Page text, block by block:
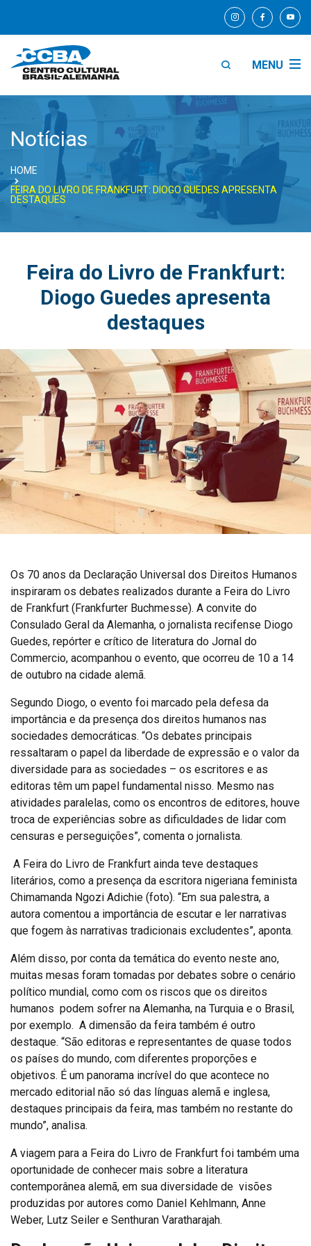
MENU
Notícias
HOME
FEIRA DO LIVRO DE FRANKFURT: DIOGO GUEDES APRESENTA
DESTAQUES
Feira do Livro de Frankfurt:
Diogo Guedes apresenta
destaques
Os 70 anos da Declaração Universal dos Direitos Humanos
inspiraram os debates realizados durante a Feira do Livro
de Frankfurt (Frankfurter Buchmesse). A convite do
Consulado Geral da Alemanha, o jornalista recifense Diogo
Guedes, repórter e crítico de literatura do Jornal do
Commercio, acompanhou o evento, que ocorreu de 10 a 14
de outubro na cidade alemã.
Segundo Diogo, o evento foi marcado pela defesa da
importância e da presença dos direitos humanos nas
sociedades democráticas. “Os debates principais
ressaltaram o papel da liberdade de expressão e o valor da
diversidade para as sociedades – os escritores e as
editoras têm um papel fundamental nisso. Mesmo nas
atividades paralelas, como os encontros de editores, houve
troca de experiências sobre as dificuldades de lidar com
censuras e perseguições”, comenta o jornalista.
A Feira do Livro de Frankfurt ainda teve destaques
literários, como a presença da escritora nigeriana feminista
Chimamanda Ngozi Adichie (foto). “Em sua palestra, a
autora comentou a importância de escutar e ler narrativas
que fogem às narrativas tradicionais excludentes”, aponta.
Além disso, por conta da temática do evento neste ano,
muitas mesas foram tomadas por debates sobre o cenário
político mundial, como com os riscos que os direitos
humanos podem sofrer na Alemanha, na Turquia e o Brasil,
por exemplo. A dimensão da feira também é outro
destaque. “São editoras e representantes de quase todos
os países do mundo, com diferentes proporções e
objetivos. É um panorama incrível do que acontece no
mercado editorial não só das línguas alemã e inglesa,
destaques principais da feira, mas também no restante do
mundo”, analisa.
A viagem para a Feira do Livro de Frankfurt foi também uma
oportunidade de conhecer mais sobre a literatura
contemporânea alemã, em sua diversidade de visões
produzidas por autores como Daniel Kehlmann, Anne
Weber, Lutz Seiler e Senthuran Varatharajah.